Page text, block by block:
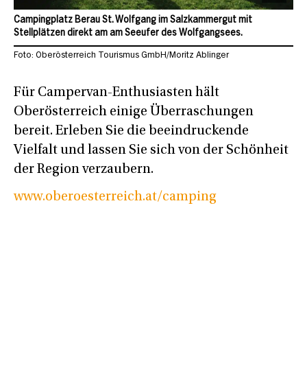
Campingplatz Berau St. Wolfgang im Salzkammergut mit
Stellplätzen direkt am am Seeufer des Wolfgangsees.
Foto: Oberösterreich Tourismus GmbH/Moritz Ablinger
Für Campervan-Enthusiasten hält
Oberösterreich einige Überraschungen
bereit. Erleben Sie die beeindruckende
Vielfalt und lassen Sie sich von der Schönheit
der Region verzaubern.
www.oberoesterreich.at/camping